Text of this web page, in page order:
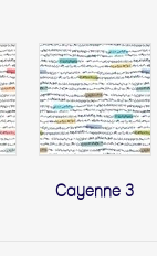
Cayenne 3